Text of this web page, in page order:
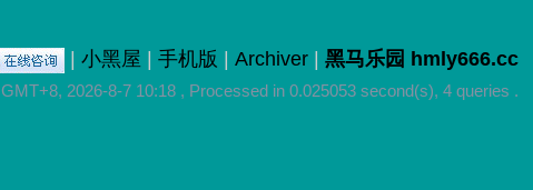
小黑屋 手机版 Archiver 黑马乐园 hmly666.cc
GMT+8, 2026-8-7 10:18, Processed in 0.025053 second(s), 4 queries .